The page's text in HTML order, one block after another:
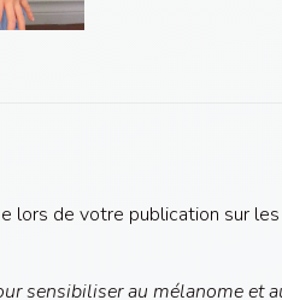
lors de votre publication sur
sensibiliser au mélanome et